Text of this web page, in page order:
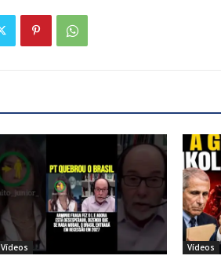
Vídeos Vídeos